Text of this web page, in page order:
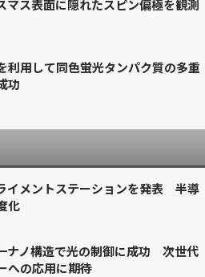
マス表面に隠れたスピン偏極を観測
利用して同色蛍光タンパク質の多重
功
イメントステーションを発表 半導
化
ナノ構造で光の制御に成功 次世代
への応用に期待